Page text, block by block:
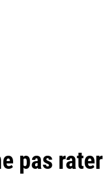
pas rater